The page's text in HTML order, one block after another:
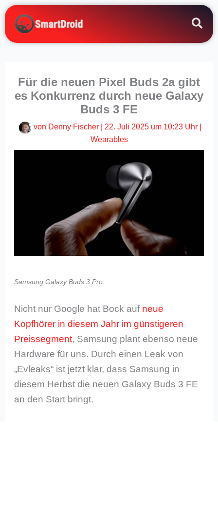
Zum
Inhalt
springen
Für die neuen Pixel Buds 2a gibt
es Konkurrenz durch neue Galaxy
Buds 3 FE
von Denny Fischer 22. Juli 2025 um 10:23 Uhr
Wearables
Samsung Galaxy Buds 3 Pro
Nicht nur Google hat Bock auf neue
Kopfhörer in diesem Jahr im günstigeren
Preissegment, Samsung plant ebenso neue
Hardware für uns. Durch einen Leak von
„Evleaks“ ist jetzt klar, dass Samsung in
diesem Herbst die neuen Galaxy Buds 3 FE
an den Start bringt.